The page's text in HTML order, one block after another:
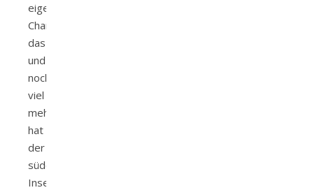
eigenen
Charme...
das
und
noch
viel
mehr
hat
der
südeuropäische
Inselstaat